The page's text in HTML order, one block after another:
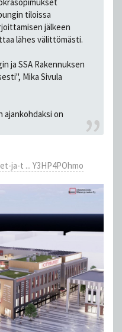
tiloissa
jälkeen
lähes välittömästi.
ja SSA Rakennuksen
Mika Sivula
ajankohdaksi on
ja-t ... Y3HP4POhmo